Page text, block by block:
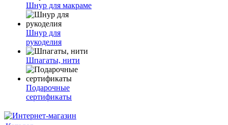
Шнур для макраме
Шнур для
рукоделия
Шпагаты, нити
Подарочные
сертификаты